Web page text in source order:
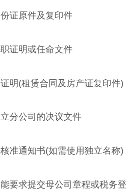
证原件及复印件
证明或任命文件
明(租赁合同及房产证复印件)
分公司的决议文件
准通知书(如需使用独立名称)
要求提交母公司章程或税务登